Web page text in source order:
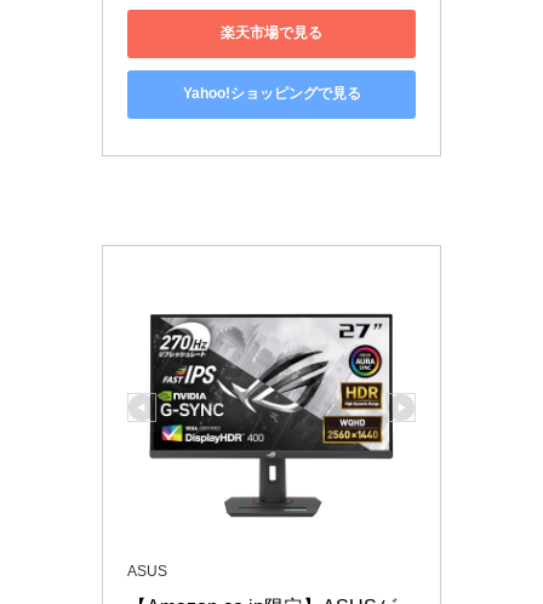
楽天市場で見る
Yahoo!ショッピングで見る
ASUS